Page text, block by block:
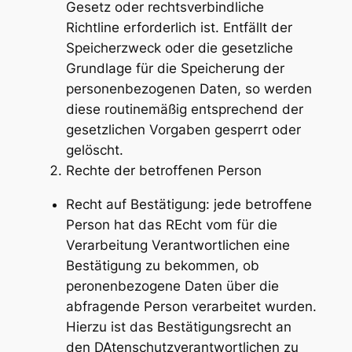
Gesetz oder rechtsverbindliche
Richtline erforderlich ist. Entfällt der
Speicherzweck oder die gesetzliche
Grundlage für die Speicherung der
personenbezogenen Daten, so werden
diese routinemäßig entsprechend der
gesetzlichen Vorgaben gesperrt oder
gelöscht.
Rechte der betroffenen Person
Recht auf Bestätigung: jede betroffene
Person hat das REcht vom für die
Verarbeitung Verantwortlichen eine
Bestätigung zu bekommen, ob
peronenbezogene Daten über die
abfragende Person verarbeitet wurden.
Hierzu ist das Bestätigungsrecht an
den DAtenschutzverantwortlichen zu